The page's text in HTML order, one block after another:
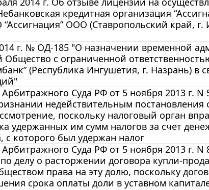
кредитная организация
ООО (Ставропольский край, г.
г. № ОД-185 "О назначении временной
с ограниченной
(Республика Ингушетия, г. Назрань) в
Суда РФ от 5 ноября 2013 г. N
недействительным
поскольку налоговый орган
удержанных им сумм налогов за счет
которого был удержан налог
Суда РФ от 5 ноября 2013 г. N
делу о расторжении договора купли-
права на эту долю, поскольку
срока оплаты доли в уставном